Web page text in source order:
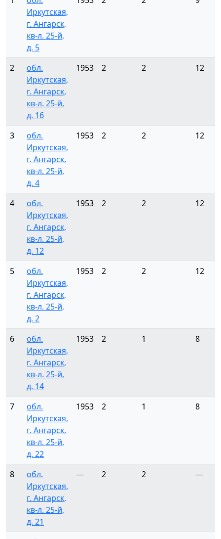
Иркутская,
г. Ангарск,
кв-л. 25-й,
д. 5
2
обл.
Иркутская,
г. Ангарск,
кв-л. 25-й,
д. 16
1953 2 2 12
3
обл.
Иркутская,
г. Ангарск,
кв-л. 25-й,
д. 4
1953 2 2 12
4
обл.
Иркутская,
г. Ангарск,
кв-л. 25-й,
д. 12
1953 2 2 12
5
обл.
Иркутская,
г. Ангарск,
кв-л. 25-й,
д. 2
1953 2 2 12
6
обл.
Иркутская,
г. Ангарск,
кв-л. 25-й,
д. 14
1953 2 1 8
7
обл.
Иркутская,
г. Ангарск,
кв-л. 25-й,
д. 22
1953 2 1 8
8
обл.
Иркутская,
г. Ангарск,
кв-л. 25-й,
д. 21
— 2 2 —